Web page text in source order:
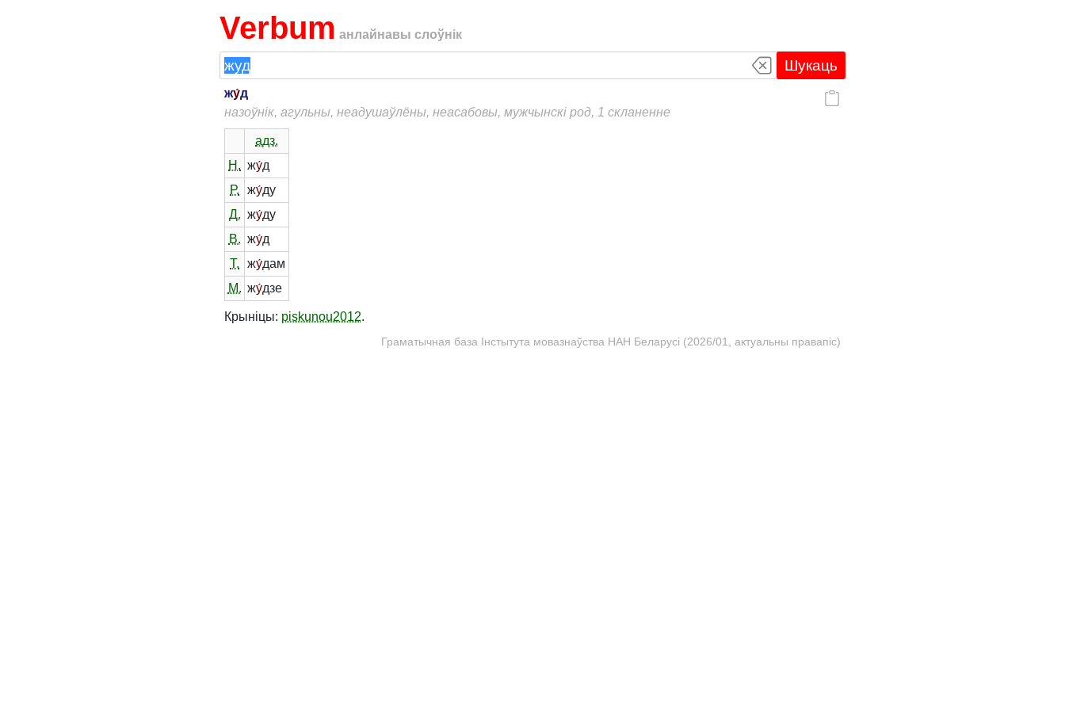
Verbum анлайнавы слоўнік
Шукаць
жу́д
назоўнік, агульны, неадушаўлёны, неасабовы, мужчынскі род, 1 скланенне
адз.
Н. жу́д
Р.
жу́ду
Д. жу́ду
В. жу́д
Т.
жу́дам
М. жу́дзе
Крыніцы: piskunou2012.
Граматычная база Інстытута мовазнаўства НАН Беларусі (2026/01, актуальны правапіс)